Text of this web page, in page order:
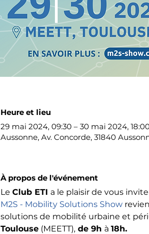
Heure et lieu
29 mai 2024, 09:30 – 30 mai 2024,
Aussonne, Av. Concorde, 31840
À propos de l'événement
Le Club ETI a le plaisir de vous
M2S - Mobility Solutions Show
solutions de mobilité urbaine et
Toulouse (MEETT), de 9h à 18h.